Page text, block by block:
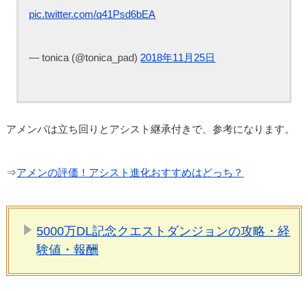
pic.twitter.com/q41Psd6bEA
— tonica (@tonica_pad) 2018年11月25日
アメンパは立ち回りとアシスト継承付きで、参考になります。
⇒アメンの評価！アシスト進化おすすめはどっち？
5000万DL記念クエストダンジョンの攻略・経
験値・報酬